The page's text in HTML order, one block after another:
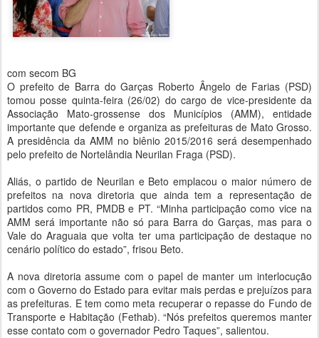
com secom BG
O prefeito de Barra do Garças Roberto Ângelo de Farias (PSD)
tomou posse quinta-feira (26/02) do cargo de vice-presidente da
Associação Mato-grossense dos Municípios (AMM), entidade
importante que defende e organiza as prefeituras de Mato Grosso.
A presidência da AMM no biênio 2015/2016 será desempenhado
pelo prefeito de Nortelândia Neurilan Fraga (PSD).
Aliás, o partido de Neurilan e Beto emplacou o maior número de
prefeitos na nova diretoria que ainda tem a representação de
partidos como PR, PMDB e PT. “Minha participação como vice na
AMM será importante não só para Barra do Garças, mas para o
Vale do Araguaia que volta ter uma participação de destaque no
cenário político do estado”, frisou Beto.
A nova diretoria assume com o papel de manter um interlocução
com o Governo do Estado para evitar mais perdas e prejuízos para
as prefeituras. E tem como meta recuperar o repasse do Fundo de
Transporte e Habitação (Fethab). “Nós prefeitos queremos manter
esse contato com o governador Pedro Taques”, salientou.